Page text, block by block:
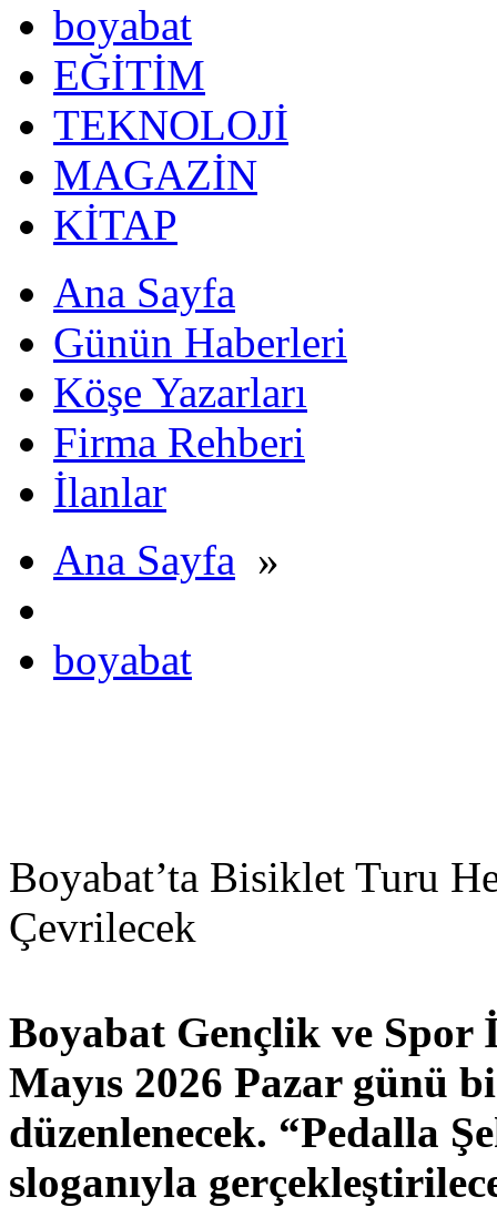
boyabat
EĞİTİM
TEKNOLOJİ
MAGAZİN
KİTAP
Ana Sayfa
Günün Haberleri
Köşe Yazarları
Firma Rehberi
İlanlar
Ana Sayfa »
boyabat
Boyabat’ta Bisiklet Turu
Çevrilecek
Boyabat Gençlik ve
Mayıs 2026 Pazar günü
düzenlenecek. “Pedalla
sloganıyla